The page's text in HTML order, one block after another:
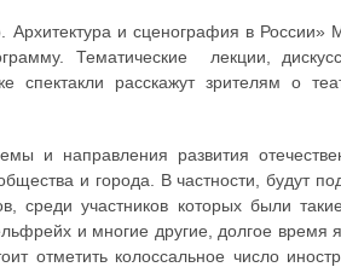
и сценография в России»
Тематические лекции,
расскажут зрителям о
и направления развития
и города. В частности, будут
среди участников которых были
и многие другие, долгое время
отметить колоссальное число